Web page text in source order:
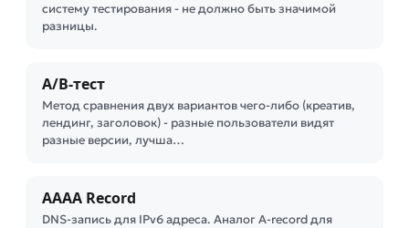
систему тестирования - не должно быть значимой
разницы.
A/B-тест
Метод сравнения двух вариантов чего-либо (креатив,
лендинг, заголовок) - разные пользователи видят
разные версии, лучша…
AAAA Record
DNS-запись для IPv6 адреса. Аналог A-record для